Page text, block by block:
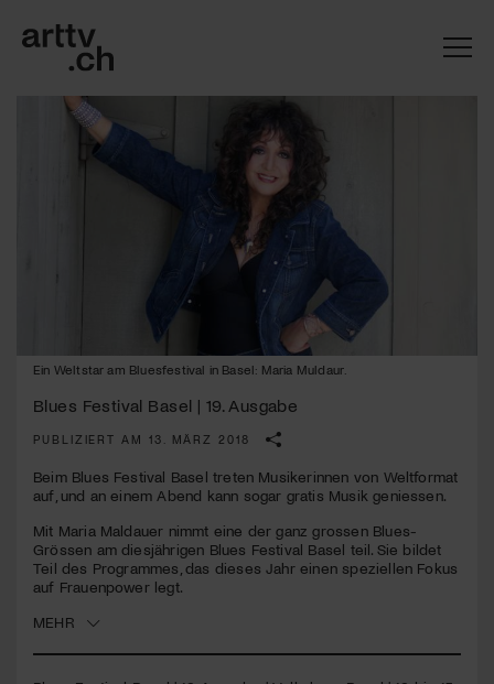
Ein Weltstar am Bluesfestival in Basel: Maria Muldaur.
Blues Festival Basel | 19. Ausgabe
PUBLIZIERT AM 13. MÄRZ 2018
Beim Blues Festival Basel treten Musikerinnen von Weltformat
auf, und an einem Abend kann sogar gratis Musik geniessen.
Mit Maria Maldauer nimmt eine der ganz grossen Blues-
Grössen am diesjährigen Blues Festival Basel teil. Sie bildet
Teil des Programmes, das dieses Jahr einen speziellen Fokus
auf Frauenpower legt.
MEHR
Mach mit: «Be Part of the Art»!
Engagiere dich als Kulturliebhaber:in, Kulturschaffende(r) oder
Kulturinstitution und unterstütze unsere Arbeit.
Mit deiner Mitgliedschaft erhältst du kostenlosen Zugang zu
diversen Kulturevents.
Jetzt Mitglied werden